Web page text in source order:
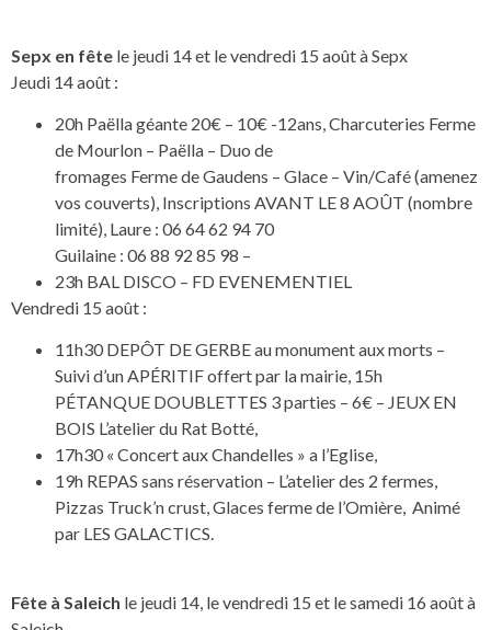
Sepx en fête le jeudi 14 et le vendredi 15 août à Sepx
Jeudi 14 août :
20h Paëlla géante 20€ – 10€ -12ans, Charcuteries Ferme
de Mourlon – Paëlla – Duo de
fromages Ferme de Gaudens – Glace – Vin/Café (amenez
vos couverts), Inscriptions AVANT LE 8 AOÛT (nombre
limité), Laure : 06 64 62 94 70
Guilaine : 06 88 92 85 98 –
23h BAL DISCO – FD EVENEMENTIEL
Vendredi 15 août :
11h30 DEPÔT DE GERBE au monument aux morts –
Suivi d’un APÉRITIF offert par la mairie, 15h
PÉTANQUE DOUBLETTES 3 parties – 6€ – JEUX EN
BOIS L’atelier du Rat Botté,
17h30 « Concert aux Chandelles » a l’Eglise,
19h REPAS sans réservation – L’atelier des 2 fermes,
Pizzas Truck’n crust, Glaces ferme de l’Omière, Animé
par LES GALACTICS.
Fête à Saleich le jeudi 14, le vendredi 15 et le samedi 16 août à